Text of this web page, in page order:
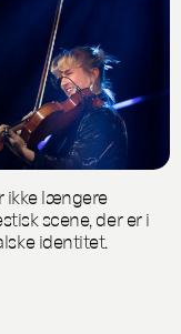
ikke længere
scene, der er i
identitet.